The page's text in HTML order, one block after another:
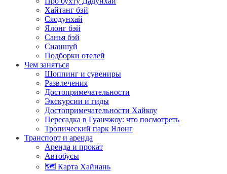
Хайтанг бэй
Сяодунхай
Ялонг бэй
Санья бэй
Сианшуй
Подборки отелей
Чем заняться
Шоппинг и сувениры
Развлечения
Достопримечательности
Экскурсии и гиды
Достопримечательности Хайкоу
Пересадка в Гуанчжоу: что посмотреть
Тропический парк Ялонг
Транспорт и аренда
Аренда и прокат
Автобусы
🗺️ Карта Хайнань